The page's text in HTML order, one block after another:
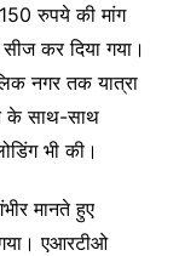
रुपये की मांग
कर दिया गया।
नगर तक यात्रा
के साथ-साथ
भी की।
मानते हुए
एआरटीओ